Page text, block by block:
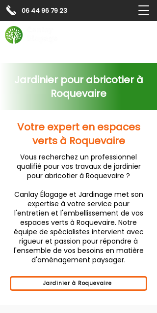
06 44 96 79 23
Jardinier pour abricotier à
Roquevaire
Votre expert en espaces
verts à Roquevaire
Vous recherchez un professionnel
qualifié pour vos travaux de jardinier
pour abricotier à Roquevaire ?
Canlay Élagage et Jardinage met son
expertise à votre service pour
l'entretien et l'embellissement de vos
espaces verts à Roquevaire. Notre
équipe de spécialistes intervient avec
rigueur et passion pour répondre à
l'ensemble de vos besoins en matière
d'aménagement paysager.
Jardinier à Roquevaire